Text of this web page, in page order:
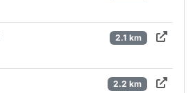
2.1 km
2.2 km